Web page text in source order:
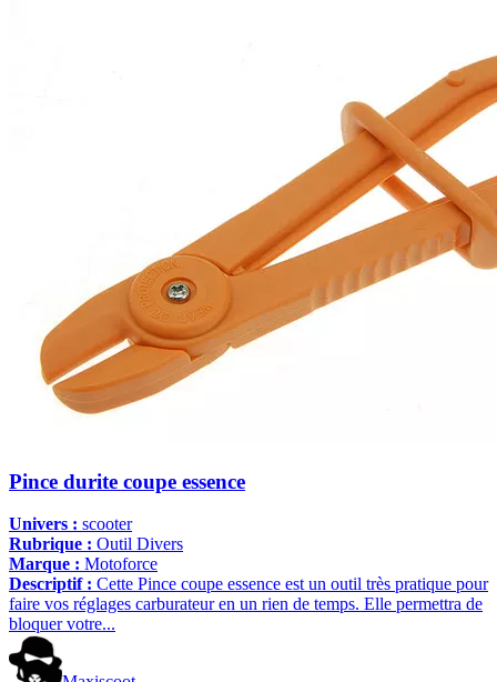
Pince durite coupe essence
Univers : scooter
Rubrique : Outil Divers
Marque : Motoforce
Descriptif : Cette Pince coupe essence est un outil très pratique pour
faire vos réglages carburateur en un rien de temps. Elle permettra de
bloquer votre...